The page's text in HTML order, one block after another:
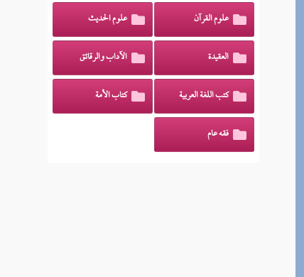
علوم القرآن علوم الحديث
العقيدة الآداب والرقائق
كتب اللغة العربية كتاب الأمة
فقه عام